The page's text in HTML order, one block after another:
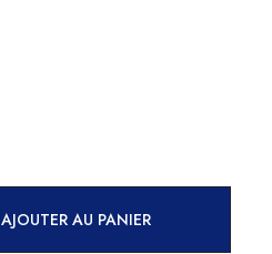
AJOUTER AU PANIER